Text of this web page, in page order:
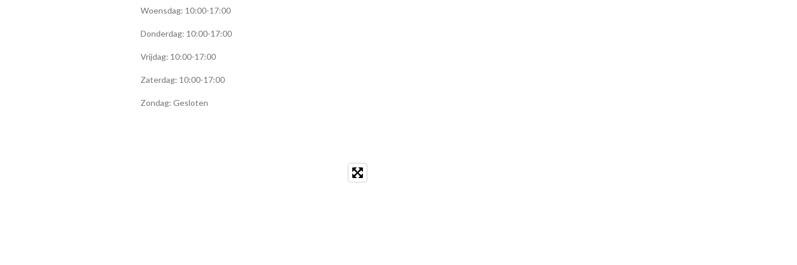
Woensdag: 10:00-17:00
Donderdag: 10:00-17:00
Vrijdag: 10:00-17:00
Zaterdag: 10:00-17:00
Zondag: Gesloten